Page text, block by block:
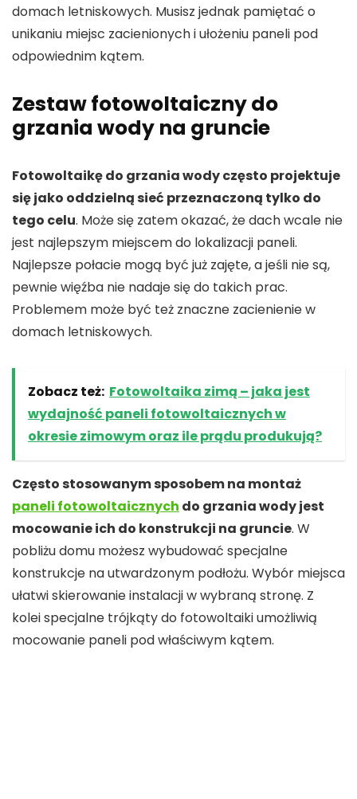
domach letniskowych. Musisz jednak pamiętać o
unikaniu miejsc zacienionych i ułożeniu paneli pod
odpowiednim kątem.
Zestaw fotowoltaiczny do
grzania wody na gruncie
Fotowoltaikę do grzania wody często projektuje
się jako oddzielną sieć przeznaczoną tylko do
tego celu. Może się zatem okazać, że dach wcale nie
jest najlepszym miejscem do lokalizacji paneli.
Najlepsze połacie mogą być już zajęte, a jeśli nie są,
pewnie więźba nie nadaje się do takich prac.
Problemem może być też znaczne zacienienie w
domach letniskowych.
Zobacz też: Fotowoltaika zimą – jaka jest
wydajność paneli fotowoltaicznych w
okresie zimowym oraz ile prądu produkują?
Często stosowanym sposobem na montaż
paneli fotowoltaicznych do grzania wody jest
mocowanie ich do konstrukcji na gruncie. W
pobliżu domu możesz wybudować specjalne
konstrukcje na utwardzonym podłożu. Wybór miejsca
ułatwi skierowanie instalacji w wybraną stronę. Z
kolei specjalne trójkąty do fotowoltaiki umożliwią
mocowanie paneli pod właściwym kątem.